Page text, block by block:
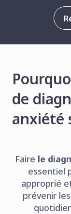
de
anxiété
Faire le
essentiel
approprié
prévenir